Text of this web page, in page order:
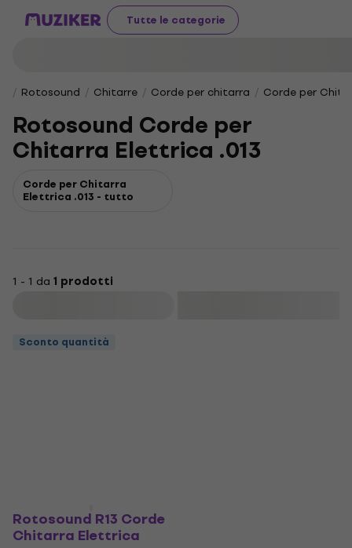
Tutte le categorie
Rotosound Chitarre Corde per chitarra Corde per
Rotosound Corde per
Chitarra Elettrica .013
Corde per Chitarra
Elettrica .013 - tutto
1 - 1 da 1 prodotti
Sconto quantità
Rotosound R13 Corde
Chitarra Elettrica